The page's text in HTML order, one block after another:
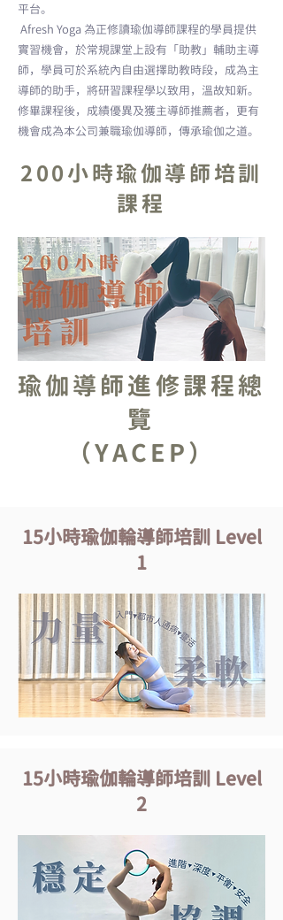
平台。
Afresh Yoga 為正修讀瑜伽導師課程的學員提供
實習機會，於常規課堂上設有「助教」輔助主導
師，學員可於系統內自由選擇助教時段，成為主
導師的助手，將研習課程學以致用，溫故知新。
修畢課程後，成績優異及獲主導師推薦者，更有
機會成為本公司兼職瑜伽導師，傳承瑜伽之道。
200小時瑜伽導師​培訓
課程
​瑜伽導師進修課程總
覽
（YACEP）
15小時瑜伽輪導師培訓 Level
1
15小時瑜伽輪導師培訓 Level
2